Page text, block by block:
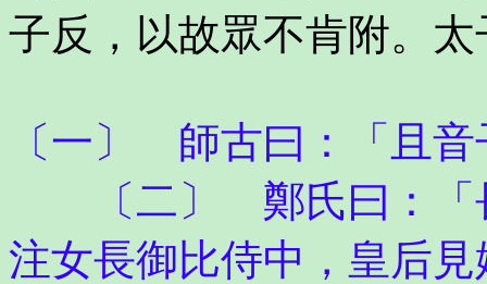
子反，以故眾不肯附。
〔一〕 師古曰：「且音
〔二〕 鄭氏曰：「長
注女長御比侍中，皇后